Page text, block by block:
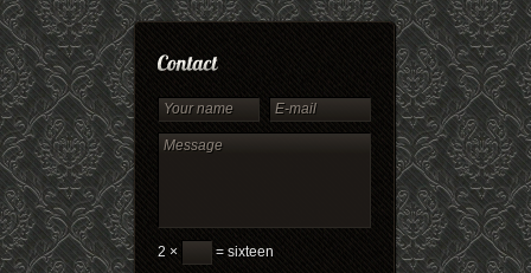
2 × = sixteen